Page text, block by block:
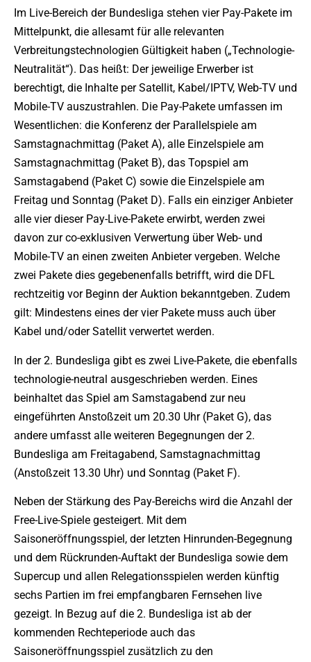
Im Live-Bereich der Bundesliga stehen vier Pay-Pakete im
Mittelpunkt, die allesamt für alle relevanten
Verbreitungstechnologien Gültigkeit haben („Technologie-
Neutralität“). Das heißt: Der jeweilige Erwerber ist
berechtigt, die Inhalte per Satellit, Kabel/IPTV, Web-TV und
Mobile-TV auszustrahlen. Die Pay-Pakete umfassen im
Wesentlichen: die Konferenz der Parallelspiele am
Samstagnachmittag (Paket A), alle Einzelspiele am
Samstagnachmittag (Paket B), das Topspiel am
Samstagabend (Paket C) sowie die Einzelspiele am
Freitag und Sonntag (Paket D). Falls ein einziger Anbieter
alle vier dieser Pay-Live-Pakete erwirbt, werden zwei
davon zur co-exklusiven Verwertung über Web- und
Mobile-TV an einen zweiten Anbieter vergeben. Welche
zwei Pakete dies gegebenenfalls betrifft, wird die DFL
rechtzeitig vor Beginn der Auktion bekanntgeben. Zudem
gilt: Mindestens eines der vier Pakete muss auch über
Kabel und/oder Satellit verwertet werden.
In der 2. Bundesliga gibt es zwei Live-Pakete, die ebenfalls
technologie-neutral ausgeschrieben werden. Eines
beinhaltet das Spiel am Samstagabend zur neu
eingeführten Anstoßzeit um 20.30 Uhr (Paket G), das
andere umfasst alle weiteren Begegnungen der 2.
Bundesliga am Freitagabend, Samstagnachmittag
(Anstoßzeit 13.30 Uhr) und Sonntag (Paket F).
Neben der Stärkung des Pay-Bereichs wird die Anzahl der
Free-Live-Spiele gesteigert. Mit dem
Saisoneröffnungsspiel, der letzten Hinrunden-Begegnung
und dem Rückrunden-Auftakt der Bundesliga sowie dem
Supercup und allen Relegationsspielen werden künftig
sechs Partien im frei empfangbaren Fernsehen live
gezeigt. In Bezug auf die 2. Bundesliga ist ab der
kommenden Rechteperiode auch das
Saisoneröffnungsspiel zusätzlich zu den